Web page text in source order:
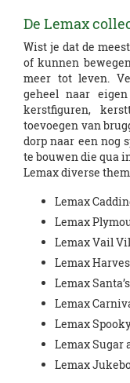
De Lemax
Wist je dat de
of kunnen
meer tot leven.
geheel naar
kerstfiguren,
toevoegen van
dorp naar een nog
te bouwen die qua
Lemax diverse
Lemax
Lemax
Lemax Vail
Lemax
Lemax
Lemax
Lemax
Lemax Sugar
Lemax